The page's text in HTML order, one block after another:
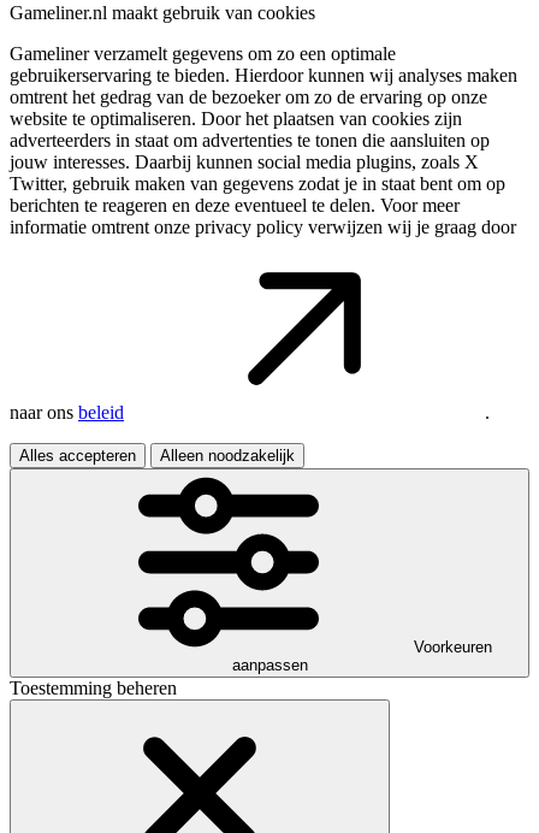
Gameliner.nl maakt gebruik van cookies
Gameliner verzamelt gegevens om zo een optimale
gebruikerservaring te bieden. Hierdoor kunnen wij analyses maken
omtrent het gedrag van de bezoeker om zo de ervaring op onze
website te optimaliseren. Door het plaatsen van cookies zijn
adverteerders in staat om advertenties te tonen die aansluiten op
jouw interesses. Daarbij kunnen social media plugins, zoals X
Twitter, gebruik maken van gegevens zodat je in staat bent om op
berichten te reageren en deze eventueel te delen. Voor meer
informatie omtrent onze privacy policy verwijzen wij je graag door
naar ons beleid .
Alles accepteren Alleen noodzakelijk
Voorkeuren
aanpassen
Toestemming beheren